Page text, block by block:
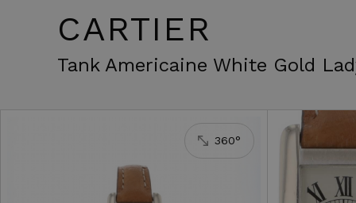
CARTIER
Tank Americaine White Gold
360°
7.500,-